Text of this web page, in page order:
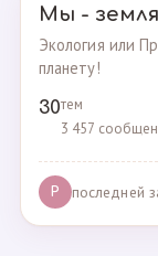
Мы -
Экология или
планету!
30тем
3 457
P последней